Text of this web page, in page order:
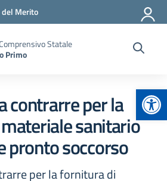
Merito
Statale
Primo
contrarre per la
sanitario
pronto soccorso
per la fornitura di